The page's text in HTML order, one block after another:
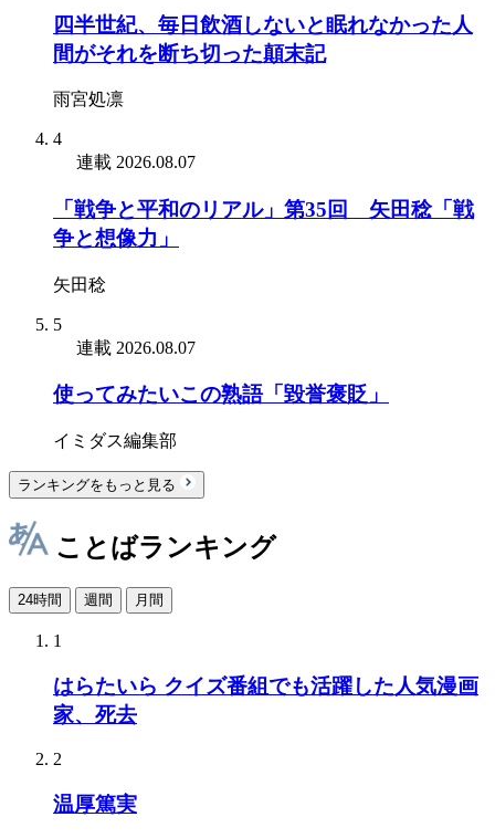
四半世紀、毎日飲酒しないと眠れなかった人
間がそれを断ち切った顛末記
雨宮処凛
4
連載 2026.08.07
「戦争と平和のリアル」第35回 矢田稔「戦
争と想像力」
矢田稔
5
連載 2026.08.07
使ってみたいこの熟語「毀誉褒貶」
イミダス編集部
ランキングをもっと見る
ことばランキング
24時間 週間 月間
1
はらたいら クイズ番組でも活躍した人気漫画
家、死去
2
温厚篤実